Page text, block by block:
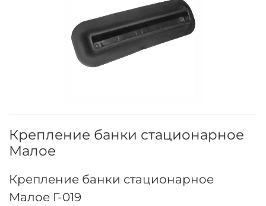
Крепление банки стационарное
Малое
Крепление банки стационарное
Малое Г-019